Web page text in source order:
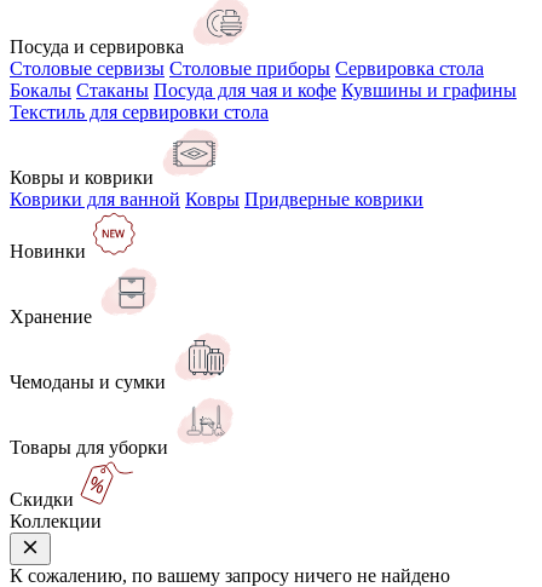
Посуда и сервировка
Столовые сервизы Столовые приборы Сервировка стола
Бокалы Стаканы Посуда для чая и кофе Кувшины и графины
Текстиль для сервировки стола
Ковры и коврики
Коврики для ванной Ковры Придверные коврики
Новинки
Хранение
Чемоданы и сумки
Товары для уборки
Скидки
Коллекции
К сожалению, по вашему запросу ничего не найдено